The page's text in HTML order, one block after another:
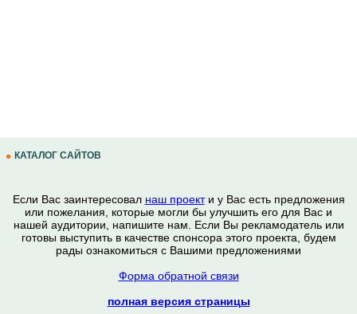
КАТАЛОГ САЙТОВ
Если Вас заинтересовал наш проекти у Вас есть предложения
или пожелания, которые могли бы улучшить его для Вас и
нашей аудитории, напишите нам. Если Вы рекламодатель или
готовы выступить в качестве спонсора этого проекта, будем
рады ознакомиться с Вашими предложениями
Форма обратной связи
полная версия страницы